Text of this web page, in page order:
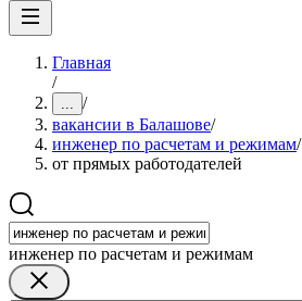
Главная
/
... /
вакансии в Балашове/
инженер по расчетам и режимам/
от прямых работодателей
инженер по расчетам и режимам